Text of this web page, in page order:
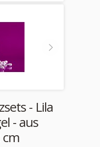
- Lila
- aus
cm